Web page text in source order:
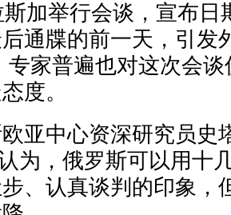
加举行会谈，宣布日
通牒的前一天，引发
专家普遍也对这次会
度。
亚中心资深研究员史
为，俄罗斯可以用十
、认真谈判的印象，